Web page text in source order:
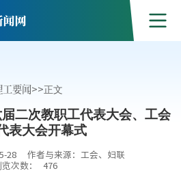
工要闻>>正文
二次教职工代表大会、工会
表大会开幕式
28
作者与来源：工会、妇联
次数：
476